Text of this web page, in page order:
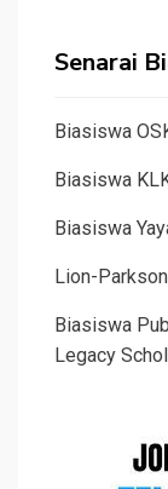
Senarai
Biasiswa
Biasiswa
Biasiswa
Lion-
Biasiswa
Legacy